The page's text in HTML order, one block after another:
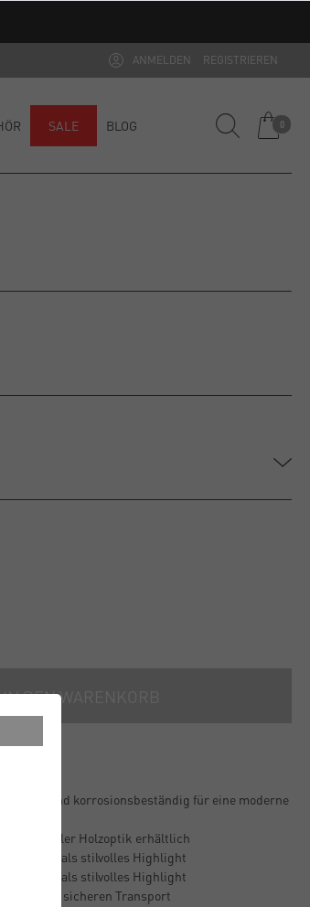
ANMELDEN REGISTRIEREN
SALE BLOG 0
IN DEN WARENKORB
schmal und korrosionsbeständig für eine moderne
stilvoller Holzoptik erhältlich
ideal als stilvolles Highlight
ideal als stilvolles Highlight
für einen sicheren Transport